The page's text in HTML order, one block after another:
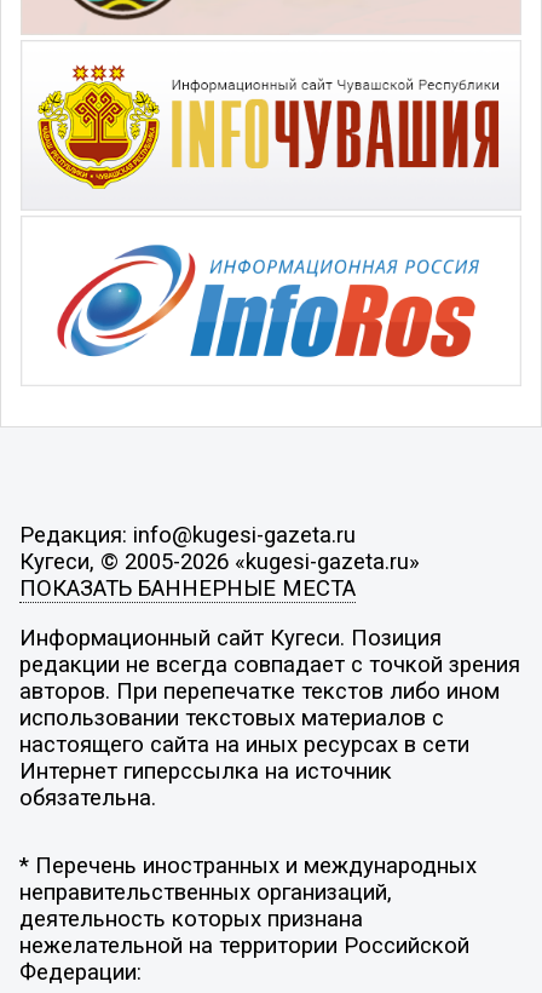
Редакция: info@kugesi-gazeta.ru
Кугеси, © 2005-2026 «kugesi-gazeta.ru»
ПОКАЗАТЬ БАННЕРНЫЕ МЕСТА
Информационный сайт Кугеси. Позиция
редакции не всегда совпадает с точкой зрения
авторов. При перепечатке текстов либо ином
использовании текстовых материалов с
настоящего сайта на иных ресурсах в сети
Интернет гиперссылка на источник
обязательна.
* Перечень иностранных и международных
неправительственных организаций,
деятельность которых признана
нежелательной на территории Российской
Федерации: